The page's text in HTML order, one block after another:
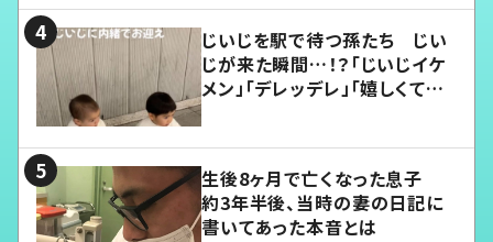
じいじを駅で待つ孫たち じい
じが来た瞬間…！？「じいじイケ
メン」「デレッデレ」「嬉しくて可
生後8ヶ月で亡くなった息子
約3年半後、当時の妻の日記に
書いてあった本音とは